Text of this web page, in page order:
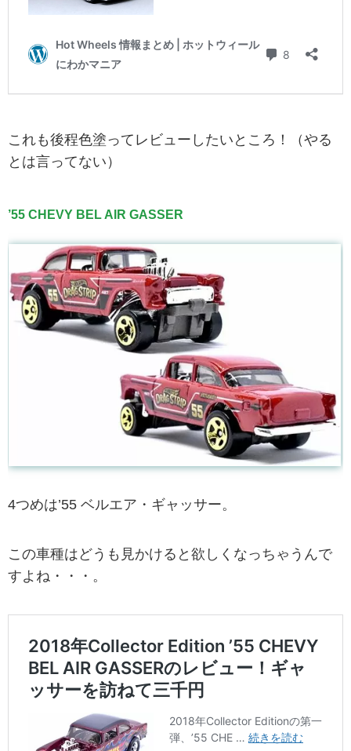
これも後程色塗ってレビューしたいところ！（やる
とは言ってない）
’55 CHEVY BEL AIR GASSER
4つめは’55 ベルエア・ギャッサー。
この車種はどうも見かけると欲しくなっちゃうんで
すよね・・・。